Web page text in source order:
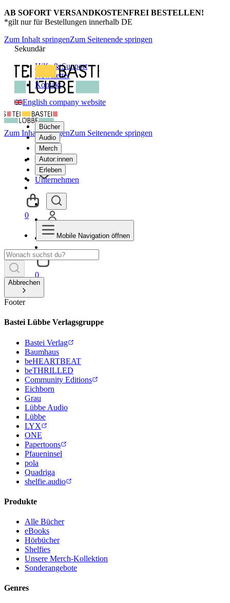
AB SOFORT VERSANDKOSTENFREI BESTELLEN!
*gilt nur für Bestellungen innerhalb DE
Zum Inhalt springenZum Seitenende springen
Sekundär
Hilfe & Support
Newsletter
Kontakt
English company website
Bücher
Audio
Merch
Autor:innen
Erleben
Unternehmen
0
Zum Inhalt springenZum Seitenende springen
0
Mobile Navigation öffnen
Abbrechen
Footer
Bastei Lübbe Verlagsgruppe
Bastei Verlag
Baumhaus
beHEARTBEAT
beTHRILLED
Community Editions
Eichborn
Grau
Lübbe Audio
Lübbe
LYX
ONE
Papertoons
Pfaueninsel
pola
Quadriga
shelfie.audio
Produkte
Alle Bücher
eBooks
Hörbücher
Shelfies
Unsere Merch-Kollektion
Sonderangebote
Genres